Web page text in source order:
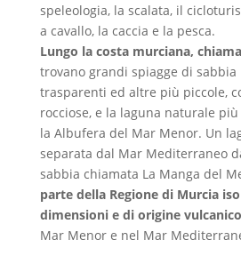
speleologia, la scalata, il
a cavallo, la caccia e la pesca.
Lungo la costa murciana,
trovano grandi spiagge di sabbia
trasparenti ed altre più piccole,
rocciose, e la laguna naturale
la Albufera del Mar Menor. Un
separata dal Mar Mediterraneo
sabbia chiamata La Manga del
parte della Regione di Murcia
dimensioni e di origine vulcanico
Mar Menor e nel Mar